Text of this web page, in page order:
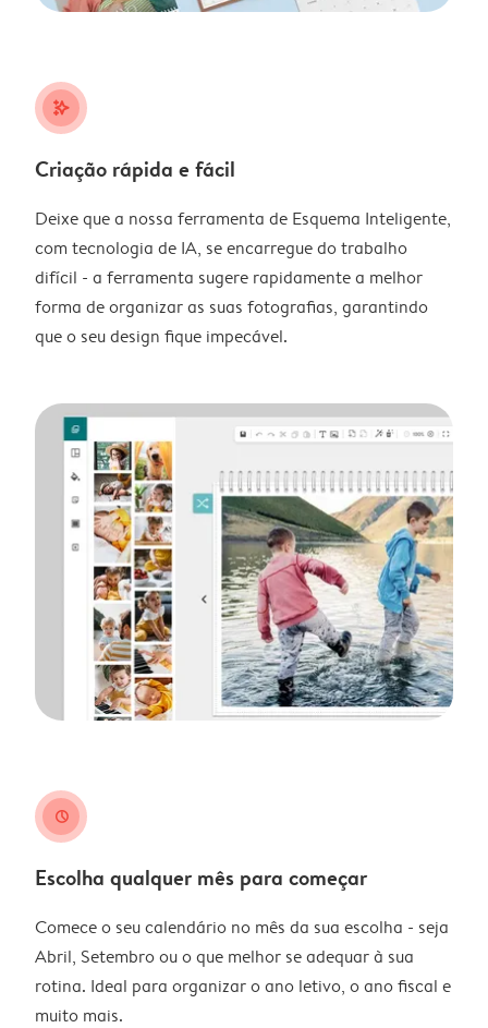
stars_plus
Criação rápida e fácil
Deixe que a nossa ferramenta de Esquema Inteligente,
com tecnologia de IA, se encarregue do trabalho
difícil - a ferramenta sugere rapidamente a melhor
forma de organizar as suas fotografias, garantindo
que o seu design fique impecável.
clock
Escolha qualquer mês para começar
Comece o seu calendário no mês da sua escolha - seja
Abril, Setembro ou o que melhor se adequar à sua
rotina. Ideal para organizar o ano letivo, o ano fiscal e
muito mais.